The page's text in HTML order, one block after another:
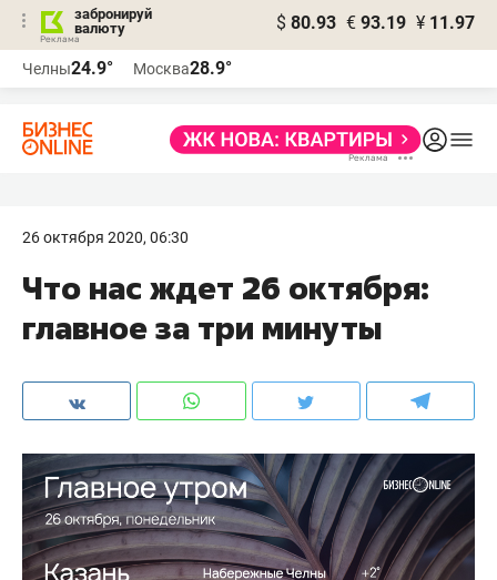
забронируй
валюту
$ 80.93 € 93.19 ¥ 11.97
Челны24.9° Москва28.9°
26 октября 2020, 06:30
Что нас ждет 26 октября:
главное за три минуты